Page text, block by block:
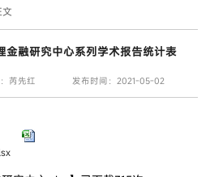
文
金融研究中心系列学术报告统计表
芮先红 发布时间：2021-05-02